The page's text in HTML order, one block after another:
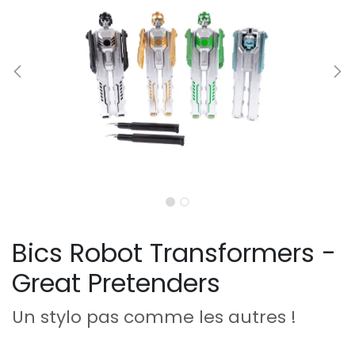
Bics Robot Transformers -
Great Pretenders
Un stylo pas comme les autres !